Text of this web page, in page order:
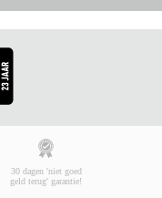
30 dagen 'niet goed
geld terug' garantie!